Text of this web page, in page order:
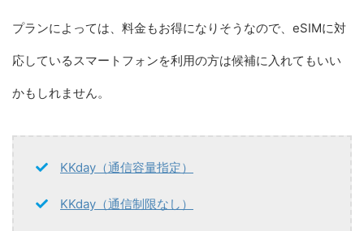
プランによっては、料金もお得になりそうなので、eSIMに対
応しているスマートフォンを利用の方は候補に入れてもいい
かもしれません。
KKday（通信容量指定）
KKday（通信制限なし）